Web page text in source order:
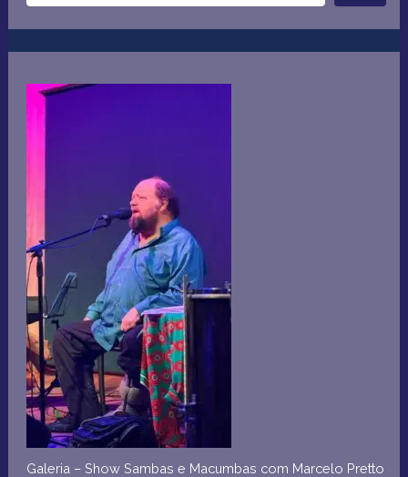
Galeria – Show Sambas e Macumbas com Marcelo Pretto